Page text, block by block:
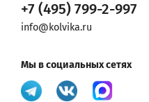
+7 (495) 799-2-997
info@kolvika.ru
Мы в социальных сетях